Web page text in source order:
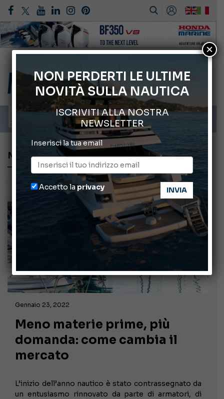
Gommoni Callegari acquisisce Geniuss
66° Salone Nautico Internazionale di Genova
Svelati i Mondiali di Wakeboard 2026
Cannes Yachting Festival 2026: tutte le novità attese a settembre
Montecristo Yachting, l’orologio per il diportista
MATERIALI
Gennaio 23, 2022
Meno materie prime, più
domanda: come cambia il
mercato
L’inizio dell’anno nautico è stato contrassegnato da
un entusiasmo rinnovato da parte di armatori, di
NON PERDERTI LE ULTIME
NOVITÀ SULLA NAUTICA
ISCRIVITI ALLA NOSTRA
NEWSLETTER
Inserisci la tua email
Accetto la privacy
×